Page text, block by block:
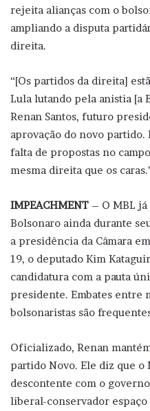
rejeita alianças com o
ampliando a disputa
direita.
“[Os partidos da direita]
Lula lutando pela anistia [a
Renan Santos, futuro
aprovação do novo
falta de propostas no
mesma direita que os
IMPEACHMENT – O MBL
Bolsonaro ainda durante
a presidência da Câmara
19, o deputado Kim
candidatura com a pauta
presidente. Embates entre
bolsonaristas são
Oficializado, Renan
partido Novo. Ele diz que
descontente com o
liberal-conservador espaço